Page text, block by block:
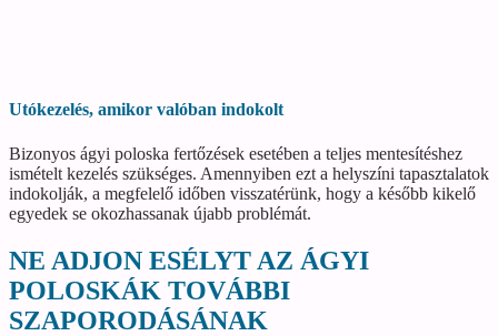
Utókezelés, amikor valóban indokolt
Bizonyos ágyi poloska fertőzések esetében a teljes mentesítéshez
ismételt kezelés szükséges. Amennyiben ezt a helyszíni tapasztalatok
indokolják, a megfelelő időben visszatérünk, hogy a később kikelő
egyedek se okozhassanak újabb problémát.
NE ADJON ESÉLYT AZ ÁGYI
POLOSKÁK TOVÁBBI
SZAPORODÁSÁNAK